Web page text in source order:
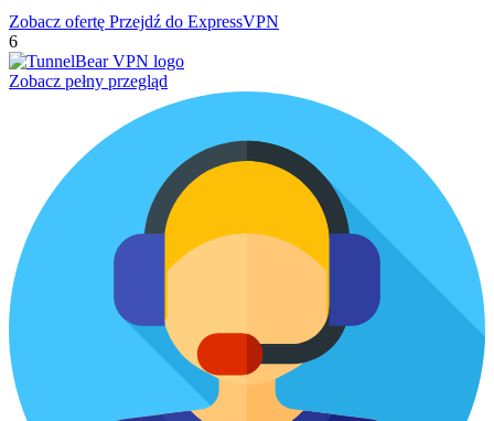
Zobacz ofertę Przejdź do ExpressVPN
6
Zobacz pełny przegląd